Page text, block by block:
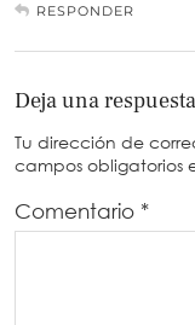
RESPONDER
Deja una respuesta
Tu dirección de
campos obligatorios
Comentario *